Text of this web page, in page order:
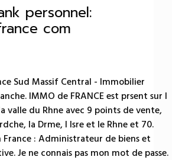
personnel:
com
Sud Massif Central - Immobilier
IMMO de FRANCE est prsent sur l
valle du Rhne avec 9 points de vente,
la Drme, l Isre et le Rhne et 70.
France : Administrateur de biens et
Je ne connais pas mon mot de passe.